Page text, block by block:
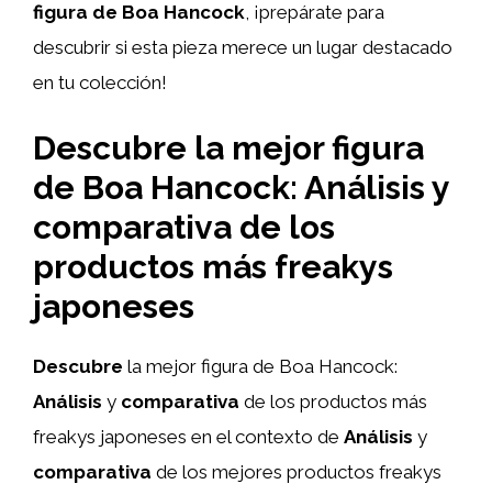
figura de Boa Hancock, ¡prepárate para
descubrir si esta pieza merece un lugar destacado
en tu colección!
Descubre la mejor figura
de Boa Hancock: Análisis y
comparativa de los
productos más freakys
japoneses
Descubre la mejor figura de Boa Hancock:
Análisis y comparativa de los productos más
freakys japoneses en el contexto de Análisis y
comparativa de los mejores productos freakys